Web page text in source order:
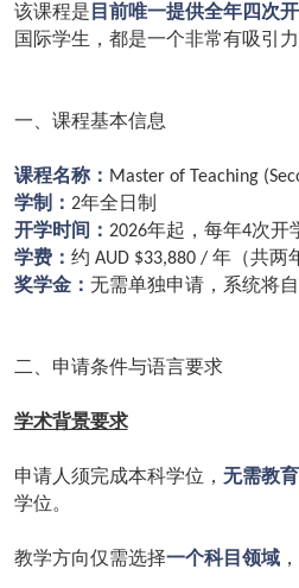
该课程是 目前唯一提供全年四次
国际学生，都是一个非常有吸引力
一、课程基本信息
课程名称： Master of Teaching
学制： 2年全日制
开学时间： 2026年起，每年4次开
学费： 约 AUD $33,880 / 年（共两
奖学金： 无需单独申请，系统将
二、申请条件与语言要求
学术背景要求
申请人须完成本科学位， 无需教
学位。
教学方向仅需选择一个科目领域